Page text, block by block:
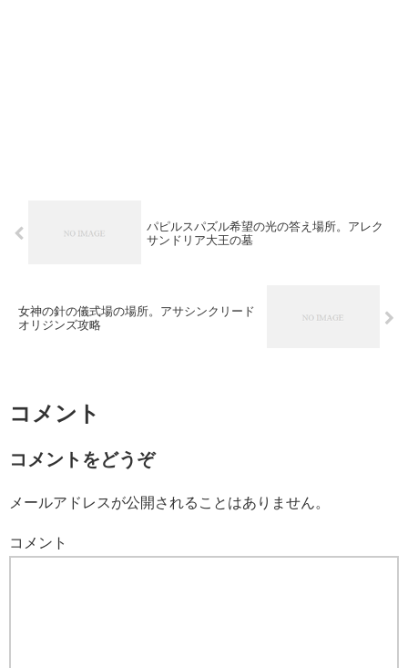
パピルスパズル希望の光の答え場所。アレク
サンドリア大王の墓
女神の針の儀式場の場所。アサシンクリード
オリジンズ攻略
コメント
コメントをどうぞ
メールアドレスが公開されることはありません。
コメント